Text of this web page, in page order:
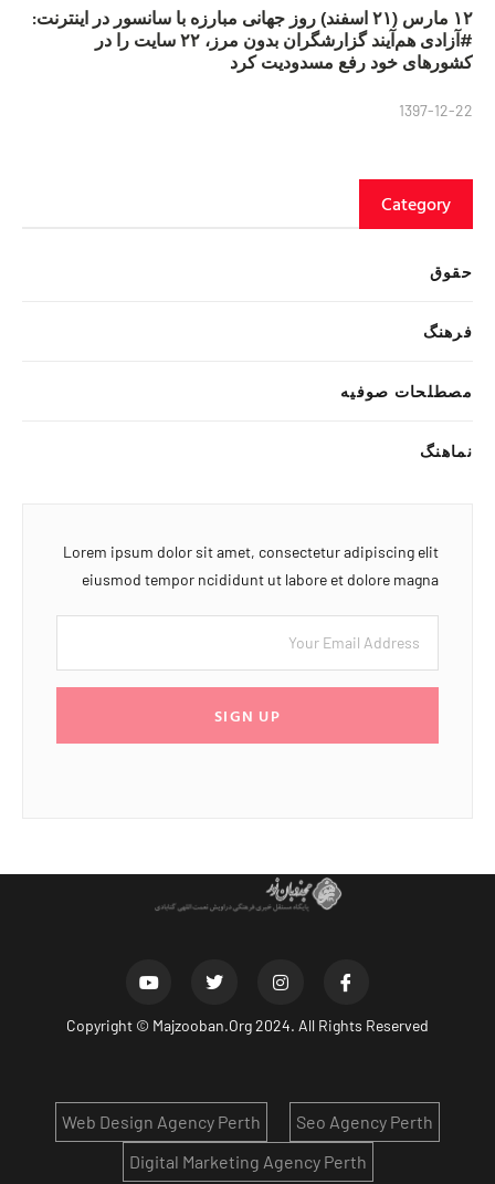
۱۲ مارس (۲۱ اسفند) روز جهانی مبارزه با سانسور در اینترنت:
#آزادی هم‌آیند گزارشگران‌ بدون مرز، ۲۲ سایت را در
کشورهای خود رفع مسدودیت کرد
1397-12-22
Category
حقوق
فرهنگ
مصطلحات صوفیه
نماهنگ
Lorem ipsum dolor sit amet, consectetur adipiscing elit
eiusmod tempor ncididunt ut labore et dolore magna
SIGN UP
Copyright © Majzooban.Org2024. All Rights Reserved
Seo Agency Perth
Web Design Agency Perth
Digital Marketing Agency Perth